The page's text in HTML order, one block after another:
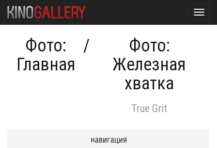
Фото:
Главная
/
Фото:
Железная
хватка
True Grit
навигация